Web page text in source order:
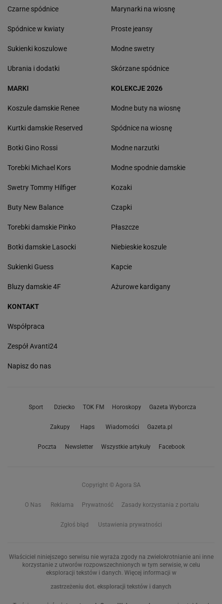
Czarne spódnice
Spódnice w kwiaty
Sukienki koszulowe
Ubrania i dodatki
Marynarki na wiosnę
Proste jeansy
Modne swetry
Skórzane spódnice
MARKI
Koszule damskie Renee
Kurtki damskie Reserved
Botki Gino Rossi
Torebki Michael Kors
Swetry Tommy Hilfiger
Buty New Balance
Torebki damskie Pinko
Botki damskie Lasocki
Sukienki Guess
Bluzy damskie 4F
KOLEKCJE 2026
Modne buty na wiosnę
Spódnice na wiosnę
Modne narzutki
Modne spodnie damskie
Kozaki
Czapki
Płaszcze
Niebieskie koszule
Kapcie
Ażurowe kardigany
KONTAKT
Współpraca
Zespół Avanti24
Napisz do nas
Sport Dziecko TOK FM Horoskopy Gazeta Wyborcza
Zakupy Haps Wiadomości Gazeta.pl
Poczta Newsletter Wszystkie artykuły Facebook
Copyright © Agora SA
O Nas Reklama Prywatność Zasady korzystania z portalu
Zgłoś błąd Ustawienia prywatności
Właściciel niniejszego serwisu nie wyraża zgody na zwielokrotnianie ani inne
korzystanie z utworów rozpowszechnionych w tym serwisie, w celu
eksploracji tekstów i danych. Więcej informacji w
zastrzeżeniu dot. eksploracji tekstów i danych